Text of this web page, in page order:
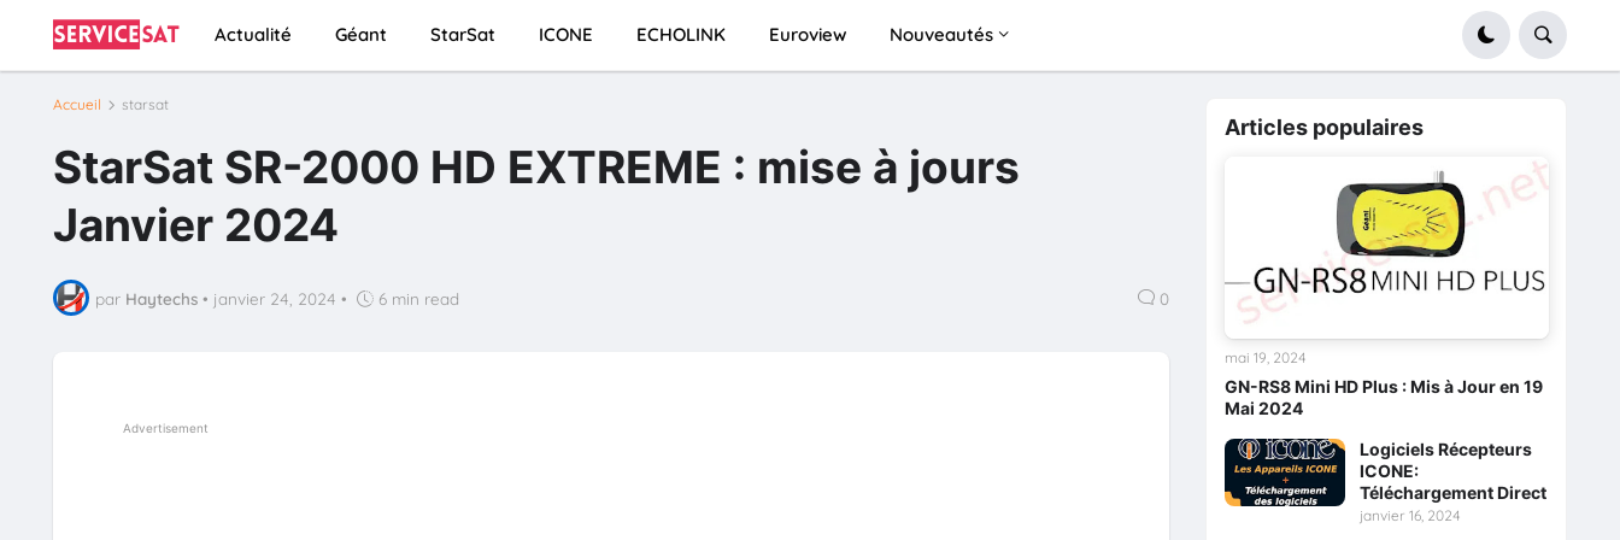
Actualité Géant StarSat ICONE ECHOLINK Euroview Nouveautés
Accueil starsat
StarSat SR-2000 HD EXTREME : mise à jours
Janvier 2024
par Haytechs • janvier 24, 2024 • 6 min read 0
Advertisement
Articles populaires
GN-RS8 Mini HD Plus : Mis à Jour en 19
Mai 2024
mai 19, 2024
Logiciels Récepteurs
ICONE:
Téléchargement Direct
janvier 16, 2024